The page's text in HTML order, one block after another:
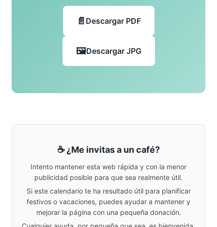
Descargar PDF
Descargar JPG
☕ ¿Me invitas a un café?
Intento mantener esta web rápida y con la menor
publicidad posible para que sea realmente útil.
Si este calendario te ha resultado útil para planificar
festivos o vacaciones, puedes ayudar a mantener y
mejorar la página con una pequeña donación.